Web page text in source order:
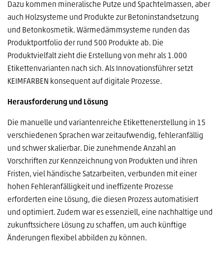
Dazu kommen mineralische Putze und Spachtelmassen, aber
auch Holzsysteme und Produkte zur Betoninstandsetzung
und Betonkosmetik. Wärmedämmsysteme runden das
Produktportfolio der rund 500 Produkte ab. Die
Produktvielfalt zieht die Erstellung von mehr als 1.000
Etikettenvarianten nach sich. Als Innovationsführer setzt
KEIMFARBEN konsequent auf digitale Prozesse.
Herausforderung und Lösung
Die manuelle und variantenreiche Etikettenerstellung in 15
verschiedenen Sprachen war zeitaufwendig, fehleranfällig
und schwer skalierbar. Die zunehmende Anzahl an
Vorschriften zur Kennzeichnung von Produkten und ihren
Fristen, viel händische Satzarbeiten, verbunden mit einer
hohen Fehleranfälligkeit und ineffizente Prozesse
erforderten eine Lösung, die diesen Prozess automatisiert
und optimiert. Zudem war es essenziell, eine nachhaltige und
zukunftssichere Lösung zu schaffen, um auch künftige
Änderungen flexibel abbilden zu können.